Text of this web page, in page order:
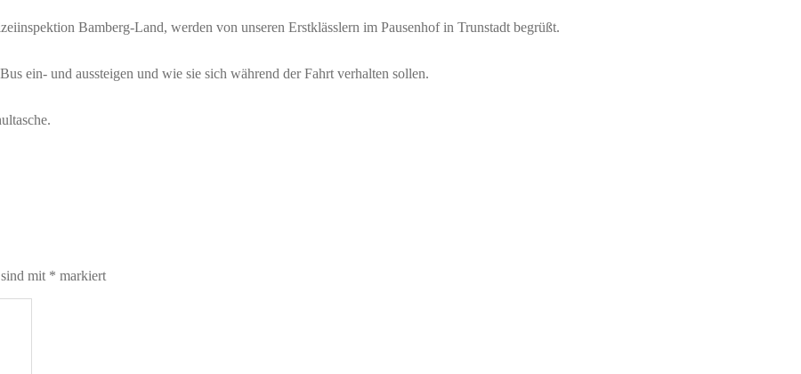
Erstklässler
Bamberg-Land, werden von unseren Erstklässlern im Pausenhof in Trunstadt begrüßt.
ein- und aussteigen und wie sie sich während der Fahrt verhalten sollen.
mit * markiert